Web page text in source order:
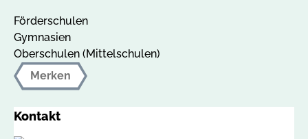
Förderschulen
Gymnasien
Oberschulen (Mittelschulen)
Merken
Kontakt